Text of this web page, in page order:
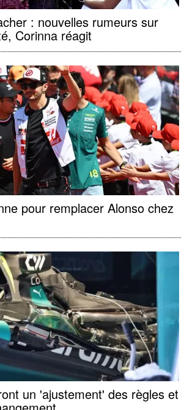
: nouvelles rumeurs sur
Corinna réagit
pour remplacer Alonso chez
un 'ajustement' des règles et